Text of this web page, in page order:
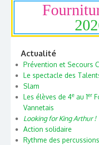
Actualité
Prévention et Secours
Le spectacle des
Slam
Les élèves de 4eau 1er
Vannetais
Looking for King Arthur !
Action solidaire
Rythme des